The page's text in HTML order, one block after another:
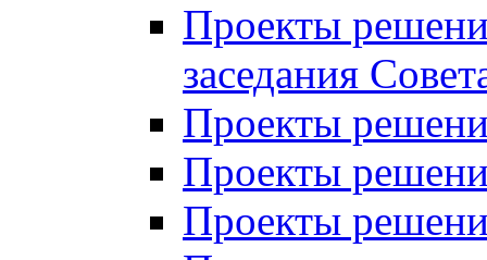
Проекты
заседания
Проекты
Проекты
Проекты